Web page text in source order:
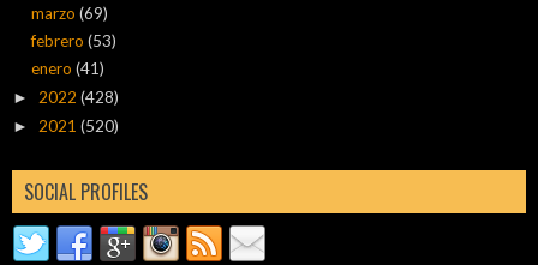
marzo(69)
febrero(53)
enero(41)
► 2022 (428)
► 2021 (520)
SOCIAL PROFILES